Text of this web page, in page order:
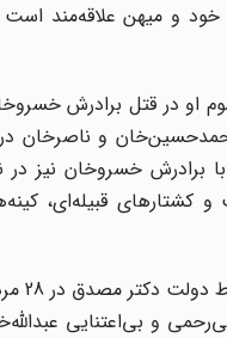
و میهن علاقه‌مند
در قتل برادرش
و ناصرخان در
جنگ داخلی ایل بویراحمد در سالهای 1323
کشتارهای قبیله‌ای،‌
و بی‌اعتنایی